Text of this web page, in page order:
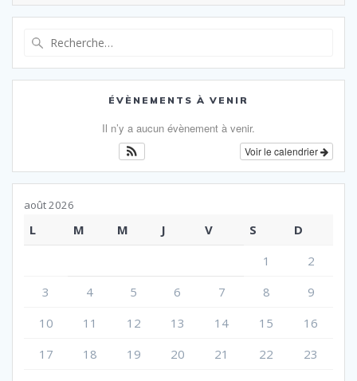
:
ÉVÈNEMENTS À VENIR
Il n’y a aucun évènement à venir.
Voir le calendrier
août 2026
L M M J V S
D
1
2
3
4 5 6 7 8
9
10
11 12 13 14 15
16
17
18 19 20 21 22
23